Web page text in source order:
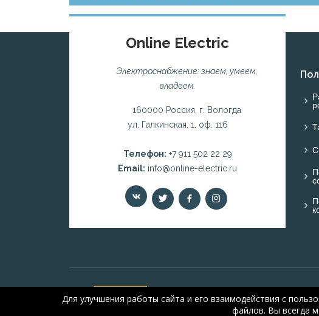
Online Electric
Электроснабжение: знаем, умеем,
владеем.
160000 Россия, г. Вологда
ул. Галкинская, 1, оф. 116
Телефон: +7 911 502 22 29
Email: info@online-electric.ru
Для улучшения работы сайта и его взаимодействия с
файлов. Вы всегда